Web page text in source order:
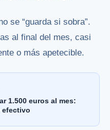
se “guarda si sobra”.
al final del mes, casi
o más apetecible.
1.500 euros al mes:
efectivo